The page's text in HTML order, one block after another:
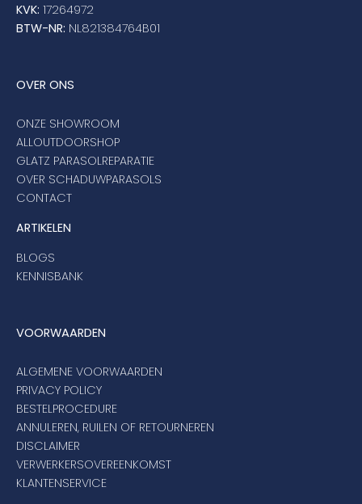
KVK: 17264972
BTW-NR: NL821384764B01
OVER ONS
ONZE SHOWROOM
ALLOUTDOORSHOP
GLATZ PARASOLREPARATIE
OVER SCHADUWPARASOLS
CONTACT
ARTIKELEN
BLOGS
KENNISBANK
VOORWAARDEN
ALGEMENE VOORWAARDEN
PRIVACY POLICY
BESTELPROCEDURE
ANNULEREN, RUILEN OF RETOURNEREN
DISCLAIMER
VERWERKERSOVEREENKOMST
KLANTENSERVICE